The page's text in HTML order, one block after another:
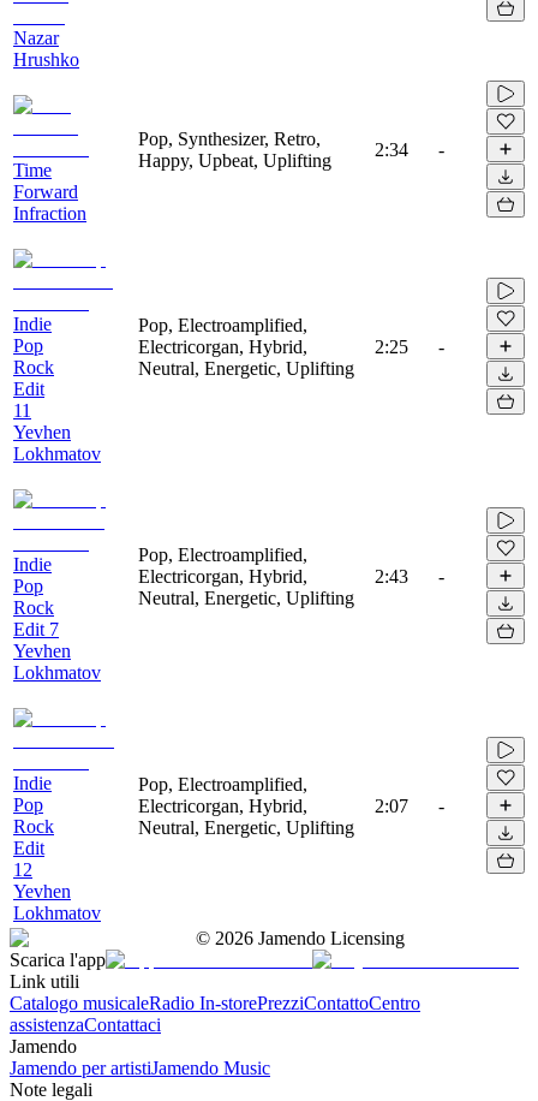
Nazar
Hrushko
Time
Forward
Infraction
Pop, Synthesizer, Retro,
Happy, Upbeat, Uplifting
2:34 -
Indie
Pop
Rock
Edit
11
Yevhen
Lokhmatov
Pop, Electroamplified,
Electricorgan, Hybrid,
Neutral, Energetic, Uplifting
2:25 -
Indie
Pop
Rock
Edit 7
Yevhen
Lokhmatov
Pop, Electroamplified,
Electricorgan, Hybrid,
Neutral, Energetic, Uplifting
2:43 -
Indie
Pop
Rock
Edit
12
Yevhen
Lokhmatov
Pop, Electroamplified,
Electricorgan, Hybrid,
Neutral, Energetic, Uplifting
2:07 -
© 2026 Jamendo Licensing
Scarica l'app
Link utili
Catalogo musicaleRadio In-storePrezziContattoCentro
assistenzaContattaci
Jamendo
Jamendo per artistiJamendo Music
Note legali